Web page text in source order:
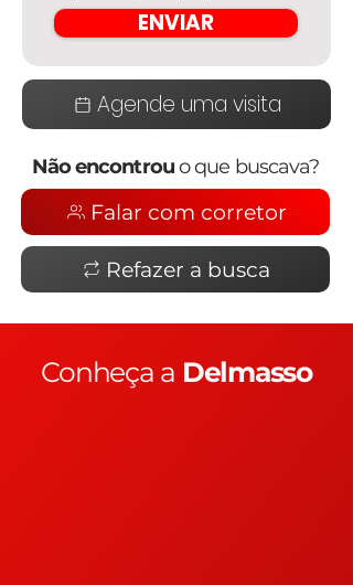
ENVIAR
Agende uma visita
Não encontrouo que buscava?
Falar com corretor
Refazer a busca
Conheça a Delmasso